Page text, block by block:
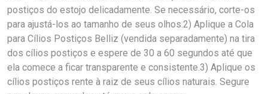
postiços do estojo delicadamente. Se necessário, corte-os
para ajustá-los ao tamanho de seus olhos.2) Aplique a Cola
para Cílios Postiços Belliz (vendida separadamente) na tira
dos cílios postiços e espere de 30 a 60 segundos até que
ela comece a ficar transparente e consistente.3) Aplique os
cílios postiços rente à raiz de seus cílios naturais. Segure